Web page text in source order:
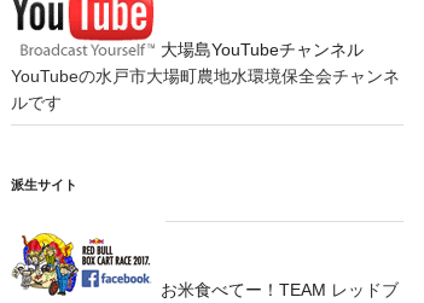
大場島YouTubeチャンネル
YouTubeの水戸市大場町農地水環境保全会チャンネ
ルです
派生サイト
お米食べてー！TEAM レッドブ